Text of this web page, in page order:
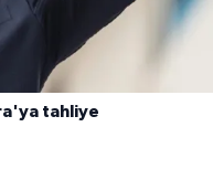
tahliye